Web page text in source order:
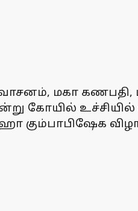
மகா கணபதி,
கோயில்
கும்பாபிஷேக